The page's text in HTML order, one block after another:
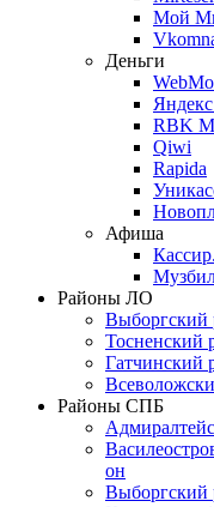
Мой
Деньги
RBK
Qiwi
Rapida
Афиша
Районы ЛО
Выборгский
Тосненский
Гатчинский
Районы СПБ
он
Выборгский